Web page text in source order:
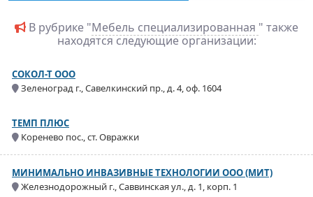
В рубрике "Мебель специализированная " также
находятся следующие организации:
СОКОЛ-Т ООО
Зеленоград г., Савелкинский пр., д. 4, оф. 1604
ТЕМП ПЛЮС
Коренево пос., ст. Овражки
МИНИМАЛЬНО ИНВАЗИВНЫЕ ТЕХНОЛОГИИ ООО (МИТ)
Железнодорожный г., Саввинская ул., д. 1, корп. 1